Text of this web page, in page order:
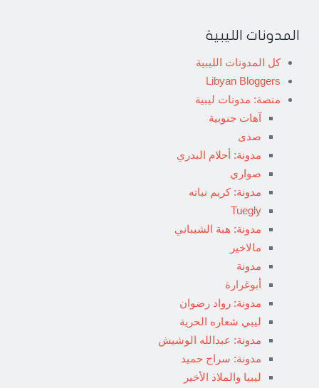
المدونات الليبية
كل المدونات الليبية
Libyan Bloggers
منصة: مدونات ليبية
آهات جنوبية
صدى
مدونة: أحلام البدري
صواري
مدونة: كريم نباته
Tuegly
مدونة: هبة الشيباني
مالاخير
مدونة
أبوغرارة
مدونة: رواد رضوان
ليبي شعاره الحرية
مدونة: عبدالله الوشيش
مدونة: سراج حميد
ليبيا والملاذ الأخير